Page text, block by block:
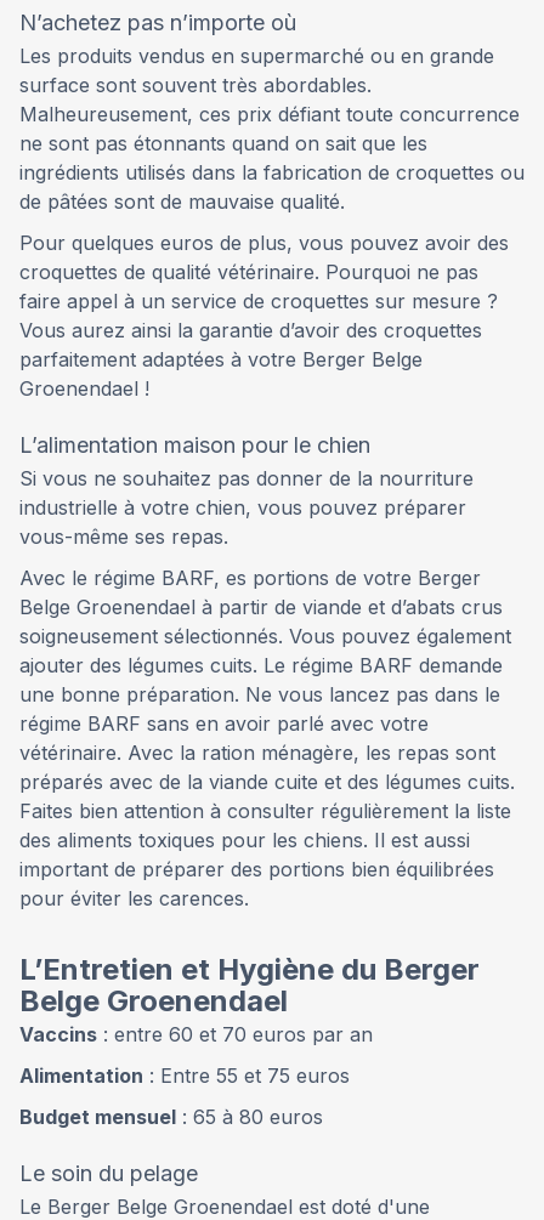
N’achetez pas n’importe où
Les produits vendus en supermarché ou en grande
surface sont souvent très abordables.
Malheureusement, ces prix défiant toute concurrence
ne sont pas étonnants quand on sait que les
ingrédients utilisés dans la fabrication de croquettes ou
de pâtées sont de mauvaise qualité.
Pour quelques euros de plus, vous pouvez avoir des
croquettes de qualité vétérinaire. Pourquoi ne pas
faire appel à un service de croquettes sur mesure ?
Vous aurez ainsi la garantie d’avoir des croquettes
parfaitement adaptées à votre Berger Belge
Groenendael !
L’alimentation maison pour le chien
Si vous ne souhaitez pas donner de la nourriture
industrielle à votre chien, vous pouvez préparer
vous-même ses repas.
Avec le régime BARF, es portions de votre Berger
Belge Groenendael à partir de viande et d’abats crus
soigneusement sélectionnés. Vous pouvez également
ajouter des légumes cuits. Le régime BARF demande
une bonne préparation. Ne vous lancez pas dans le
régime BARF sans en avoir parlé avec votre
vétérinaire. Avec la ration ménagère, les repas sont
préparés avec de la viande cuite et des légumes cuits.
Faites bien attention à consulter régulièrement la liste
des aliments toxiques pour les chiens. Il est aussi
important de préparer des portions bien équilibrées
pour éviter les carences.
L’Entretien et Hygiène du Berger
Belge Groenendael
Vaccins : entre 60 et 70 euros par an
Alimentation : Entre 55 et 75 euros
Budget mensuel : 65 à 80 euros
Le soin du pelage
Le Berger Belge Groenendael est doté d'une